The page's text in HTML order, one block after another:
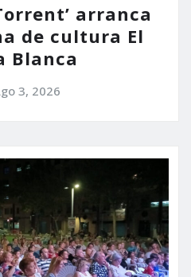
arranca
de cultura El
Blanca
3, 2026